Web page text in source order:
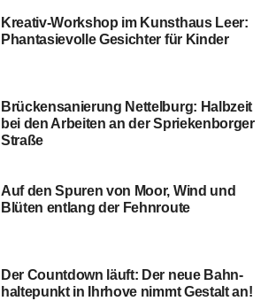
Krea­tiv-Work­shop im Kunst­haus Leer:
Phan­ta­sie­vol­le Gesich­ter für Kinder
Brü­cken­sa­nie­rung Net­tel­burg: Halb­zeit
bei den Arbei­ten an der Sprie­ken­bor­ger
Straße
Auf den Spu­ren von Moor, Wind und
Blü­ten ent­lang der Fehnroute
Der Count­down läuft: Der neue Bahn­
hal­te­punkt in Ihr­ho­ve nimmt Gestalt an!